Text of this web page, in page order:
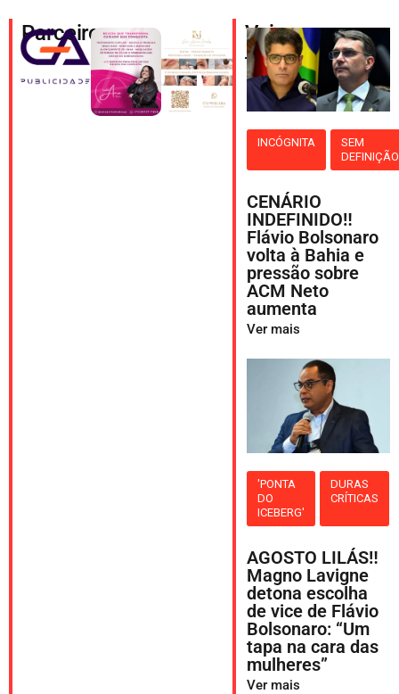
Parceiros
Veja
também
INCÓGNITA
SEM
DEFINIÇÃO
CENÁRIO
INDEFINIDO‼️
Flávio Bolsonaro
volta à Bahia e
pressão sobre
ACM Neto
aumenta
Ver mais
'PONTA
DO
ICEBERG'
DURAS
CRÍTICAS
AGOSTO LILÁS‼️
Magno Lavigne
detona escolha
de vice de Flávio
Bolsonaro: “Um
tapa na cara das
mulheres”
Ver mais